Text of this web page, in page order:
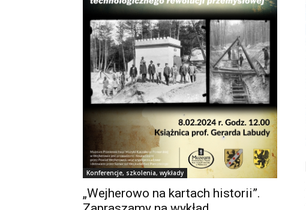
Konferencje, szkolenia, wykłady
„Wejherowo na kartach historii”.